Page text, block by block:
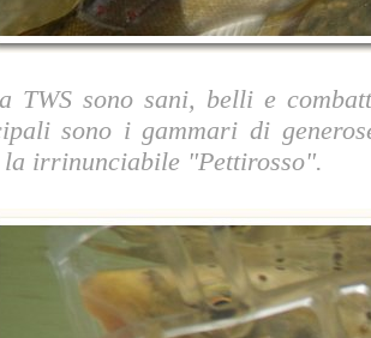
TWS sono sani, belli e
sono i gammari di
irrinunciabile "Pettirosso".